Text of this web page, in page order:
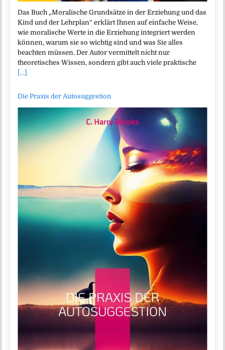
Das Buch „Moralische Grundsätze in der Erziehung und das
Kind und der Lehrplan“ erklärt Ihnen auf einfache Weise,
wie moralische Werte in die Erziehung integriert werden
können, warum sie so wichtig sind und was Sie alles
beachten müssen. Der Autor vermittelt nicht nur
theoretisches Wissen, sondern gibt auch viele praktische
[...]
Die Praxis der Autosuggestion